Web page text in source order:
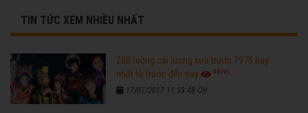
TIN TỨC XEM NHIỀU NHẤT
260 tuồng cải lương xưa trước 1975 hay
nhất từ trước đến nay
96191
17/07/2017 11:33:48 CH